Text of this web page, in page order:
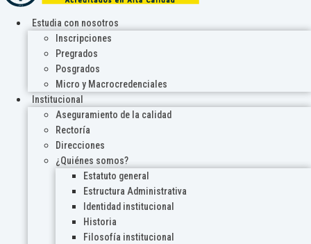
Estudia con nosotros
Inscripciones
Pregrados
Posgrados
Micro y Macrocredenciales
Institucional
Aseguramiento de la calidad
Rectoría
Direcciones
¿Quiénes somos?
Estatuto general
Estructura Administrativa
Identidad institucional
Historia
Filosofía institucional